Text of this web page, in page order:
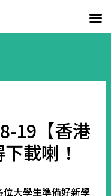
19【香港
載喇！
大學生準備好新學